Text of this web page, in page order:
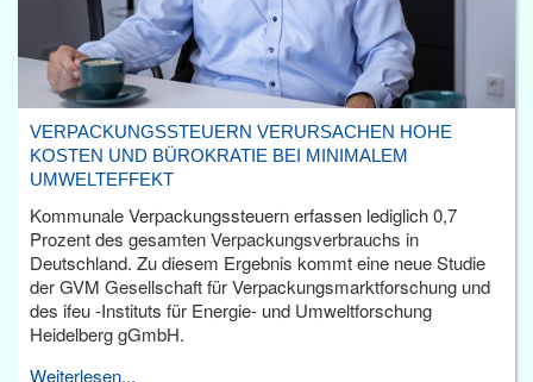
VERPACKUNGSSTEUERN VERURSACHEN HOHE
KOSTEN UND BÜROKRATIE BEI MINIMALEM
UMWELTEFFEKT
Kommunale Verpackungssteuern erfassen lediglich 0,7
Prozent des gesamten Verpackungsverbrauchs in
Deutschland. Zu diesem Ergebnis kommt eine neue Studie
der GVM Gesellschaft für Verpackungsmarktforschung und
des ifeu -Instituts für Energie- und Umweltforschung
Heidelberg gGmbH.
Weiterlesen...